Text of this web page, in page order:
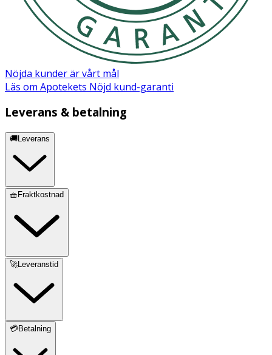
Nöjda kunder är vårt mål
Läs om Apotekets Nöjd kund-garanti
Leverans & betalning
🚚Leverans
🧺Fraktkostnad
🚀Leveranstid
💳Betalning